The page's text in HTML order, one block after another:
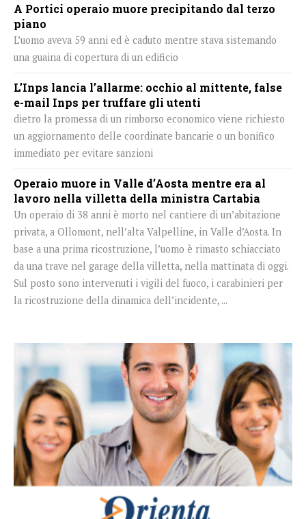
A Portici operaio muore precipitando dal terzo
piano
L’uomo aveva 59 anni ed è caduto mentre stava sistemando
una guaina di copertura di un edificio
L’Inps lancia l’allarme: occhio al mittente, false
e-mail Inps per truffare gli utenti
dietro la promessa di un rimborso economico viene richiesto
un aggiornamento delle coordinate bancarie o un bonifico
immediato per evitare sanzioni
Operaio muore in Valle d’Aosta mentre era al
lavoro nella villetta della ministra Cartabia
Un operaio di 38 anni è morto nel cantiere di un’abitazione
privata, a Ollomont, nell’alta Valpelline, in Valle d’Aosta. In
base a una prima ricostruzione, l’uomo è rimasto schiacciato
da una trave nel garage della villetta, nella mattinata di oggi.
Sul posto sono intervenuti i vigili del fuoco, i carabinieri per
la ricostruzione della dinamica dell’incidente, ...